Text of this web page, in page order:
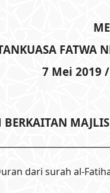
FATWA
7 Mei 2019
dari surah al-